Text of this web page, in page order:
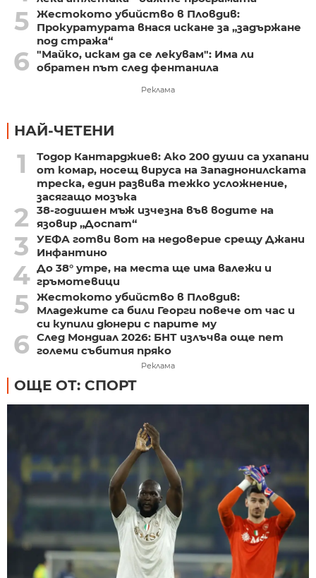
5 Жестокото убийство в Пловдив:
Прокуратурата внася искане за „задържане
под стража“
6 "Майко, искам да се лекувам": Има ли
обратен път след фентанила
Реклама
НАЙ-ЧЕТЕНИ
1
Тодор Кантарджиев: Ако 200 души са ухапани
от комар, носещ вируса на Западнонилската
треска, един развива тежко усложнение,
засягащо мозъка
2
38-годишен мъж изчезна във водите на
язовир „Доспат“
3
УЕФА готви вот на недоверие срещу Джани
Инфантино
4 До 38° утре, на места ще има валежи и
гръмотевици
5 Жестокото убийство в Пловдив:
Младежите са били Георги повече от час и
си купили дюнери с парите му
6 След Мондиал 2026: БНТ излъчва още пет
големи събития пряко
Реклама
ОЩЕ ОТ: СПОРТ